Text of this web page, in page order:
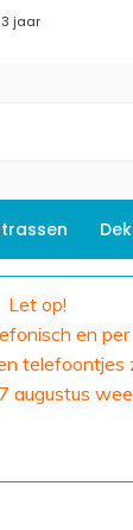
jaar
Let op!
en
telefoontjes
augustus